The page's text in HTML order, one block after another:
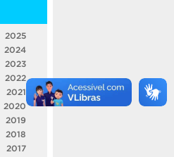
2025
2024
2023
2022
2021
2020
2019
2018
2017